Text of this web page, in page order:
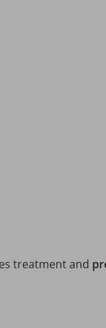
treatment and